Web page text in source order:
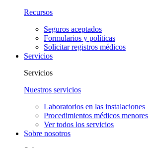
Recursos
Seguros aceptados
Formularios y políticas
Solicitar registros médicos
Servicios
Servicios
Nuestros servicios
Laboratorios en las instalaciones
Procedimientos médicos menores
Ver todos los servicios
Sobre nosotros